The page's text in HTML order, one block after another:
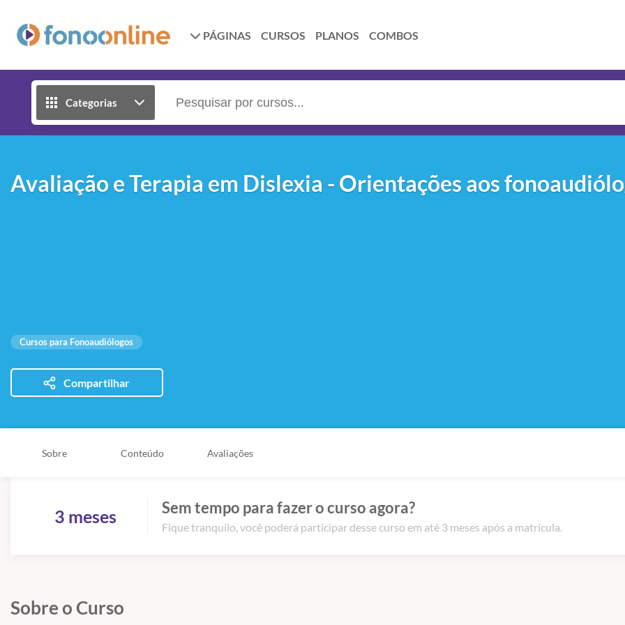
PÁGINAS CURSOS PLANOS COMBOS
Categorias
Avaliação e Terapia em Dislexia - Orientações aos
Cursos para Fonoaudiólogos
Compartilhar
Sobre Conteúdo Avaliações
3 meses Sem tempo para fazer o curso agora?
Fique tranquilo, você poderá participar desse curso em até 3 meses após a matrícula.
Sobre o Curso